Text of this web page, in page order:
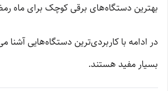
بهترین دستگاه‌های برقی کوچک برای ماه
در ادامه با کاربردی‌ترین دستگاه‌هایی
بسیار مفید هستند.